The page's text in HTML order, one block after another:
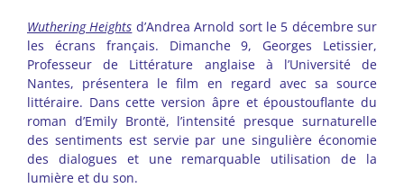
Wuthering Heights d’Andrea Arnold sort le 5 décembre sur
les écrans français. Dimanche 9, Georges Letissier,
Professeur de Littérature anglaise à l’Université de
Nantes, présentera le film en regard avec sa source
littéraire. Dans cette version âpre et époustouflante du
roman d’Emily Brontë, l’intensité presque surnaturelle
des sentiments est servie par une singulière économie
des dialogues et une remarquable utilisation de la
lumière et du son.